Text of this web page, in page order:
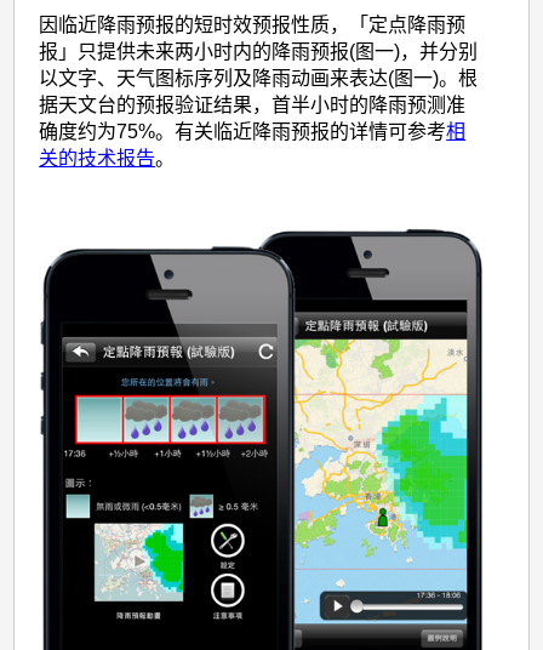
因临近降雨预报的短时效预报性质，「定点降雨预
报」只提供未来两小时内的降雨预报(图一)，并分别
以文字、天气图标序列及降雨动画来表达(图一)。根
据天文台的预报验证结果，首半小时的降雨预测准
确度约为75%。有关临近降雨预报的详情可参考相
关的技术报告。